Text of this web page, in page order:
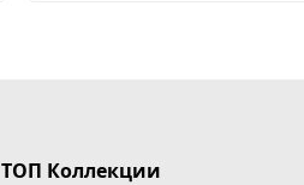
ТОП Коллекции